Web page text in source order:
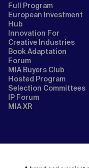
Full Program
European Investment
Hub
Innovation For
Creative Industries
Book Adaptation
Forum
MIA Buyers Club
Hosted Program
Selection Committees
IP Forum
MIA XR